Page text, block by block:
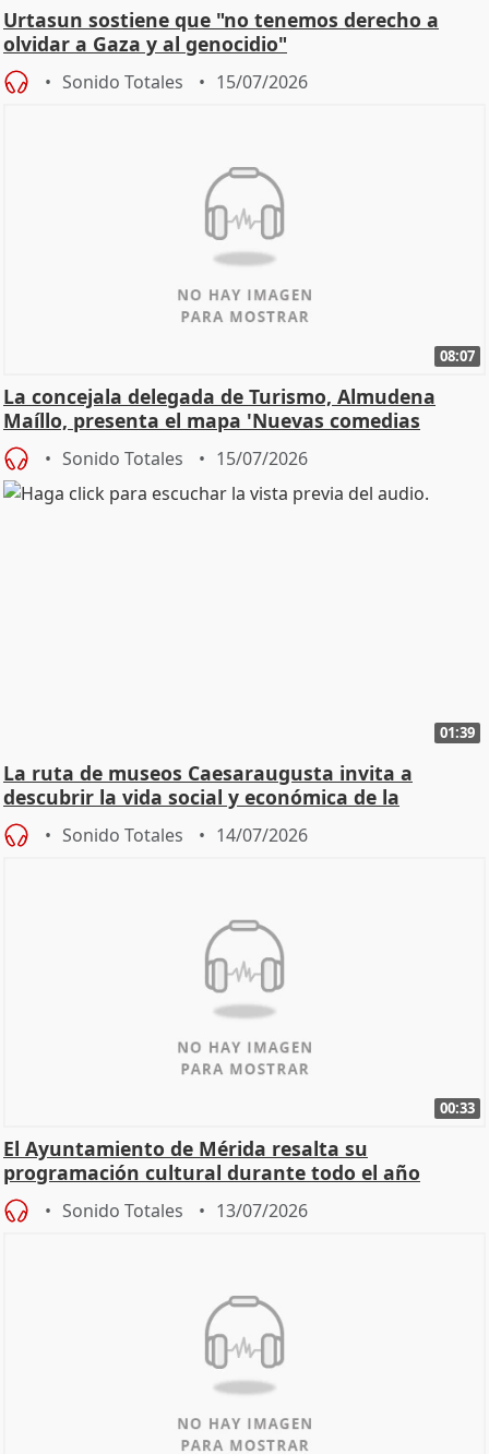
Urtasun sostiene que "no tenemos derecho a
olvidar a Gaza y al genocidio"
Sonido Totales 15/07/2026
08:07
La concejala delegada de Turismo, Almudena
Maíllo, presenta el mapa 'Nuevas comedias
madrileñas'
Sonido Totales 15/07/2026
01:39
La ruta de museos Caesaraugusta invita a
descubrir la vida social y económica de la
Zaragoza ro
Sonido Totales 14/07/2026
00:33
El Ayuntamiento de Mérida resalta su
programación cultural durante todo el año
Sonido Totales 13/07/2026